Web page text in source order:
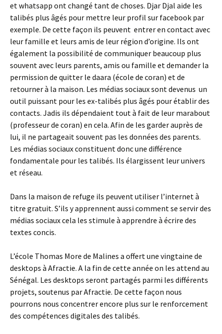
et whatsapp ont changé tant de choses. Djar Djal aide les
talibés plus âgés pour mettre leur profil sur facebook par
exemple. De cette façon ils peuvent entrer en contact avec
leur famille et leurs amis de leur région d’origine. Ils ont
également la possibilité de communiquer beaucoup plus
souvent avec leurs parents, amis ou famille et demander la
permission de quitter le daara (école de coran) et de
retourner à la maison. Les médias sociaux sont devenus un
outil puissant pour les ex-talibés plus âgés pour établir des
contacts. Jadis ils dépendaient tout à fait de leur marabout
(professeur de coran) en cela. Afin de les garder auprès de
lui, il ne partageait souvent pas les données des parents.
Les médias sociaux constituent donc une différence
fondamentale pour les talibés. Ils élargissent leur univers
et réseau.
Dans la maison de refuge ils peuvent utiliser l’internet à
titre gratuit. S’ils y apprennent aussi comment se servir des
médias sociaux cela les stimule à apprendre à écrire des
textes concis.
L’école Thomas More de Malines a offert une vingtaine de
desktops à Afractie. A la fin de cette année on les attend au
Sénégal. Les desktops seront partagés parmi les différents
projets, soutenus par Afractie. De cette façon nous
pourrons nous concentrer encore plus sur le renforcement
des compétences digitales des talibés.